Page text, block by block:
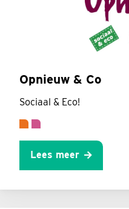
Opnieuw & Co
Sociaal & Eco!
Lees meer